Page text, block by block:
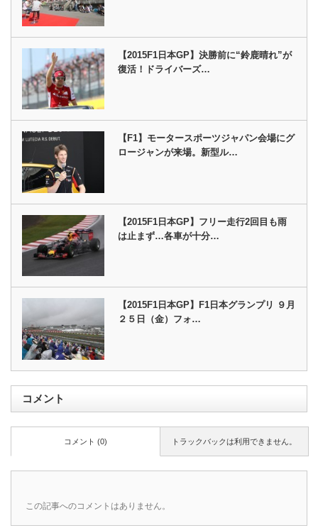
【2015F1日本GP】決勝前に“鈴鹿晴れ”が
復活！ドライバーズ…
【F1】モータースポーツジャパン会場にグ
ロージャンが来場。新型ル…
【2015F1日本GP】フリー走行2回目も雨
は止まず…各車が十分…
【2015F1日本GP】F1日本グランプリ ９月
２５日（金）フォ…
コメント
トラックバックは利用できません。
コメント (0)
この記事へのコメントはありません。